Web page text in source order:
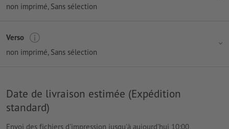
non imprimé, Sans sélection
Verso
non imprimé, Sans sélection
Date de livraison estimée (Expédition
standard)
Envoi des fichiers d'impression jusqu'à aujourd’hui 10:00